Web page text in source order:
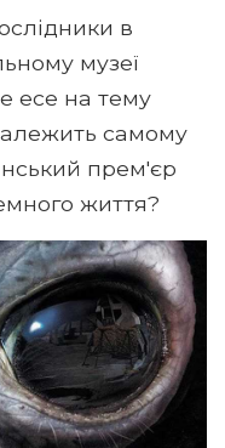
в
музеї
есе на тему
самому
прем'єр
життя?